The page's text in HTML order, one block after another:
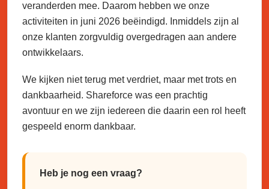
veranderden mee. Daarom hebben we onze
activiteiten in juni 2026 beëindigd. Inmiddels zijn al
onze klanten zorgvuldig overgedragen aan andere
ontwikkelaars.
We kijken niet terug met verdriet, maar met trots en
dankbaarheid. Shareforce was een prachtig
avontuur en we zijn iedereen die daarin een rol heeft
gespeeld enorm dankbaar.
Heb je nog een vraag?